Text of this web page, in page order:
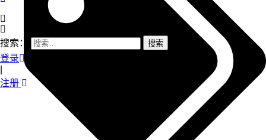
搜索：
登录
注册